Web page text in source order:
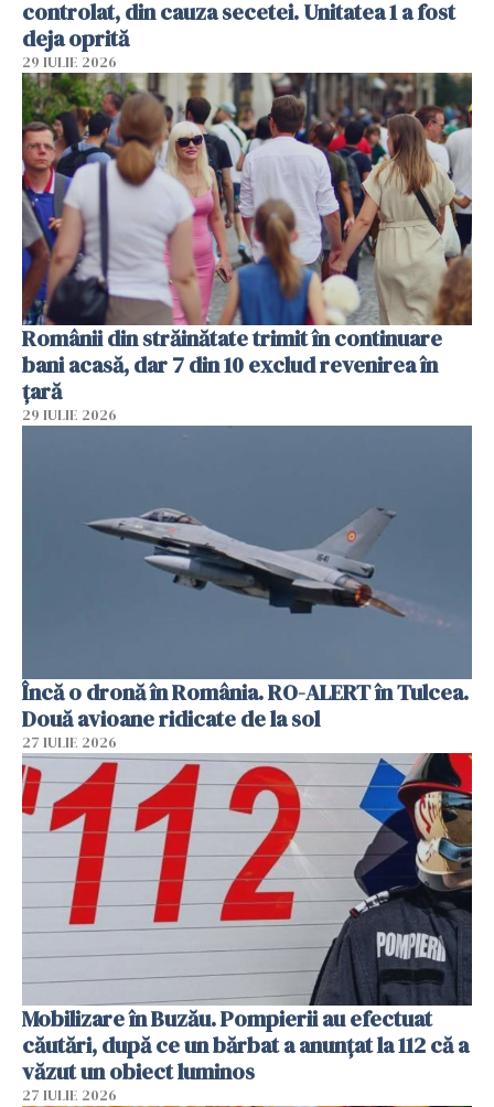
controlat, din cauza secetei. Unitatea 1 a fost
deja oprită
29 IULIE 2026
Românii din străinătate trimit în continuare
bani acasă, dar 7 din 10 exclud revenirea în
țară
29 IULIE 2026
Încă o dronă în România. RO-ALERT în Tulcea.
Două avioane ridicate de la sol
27 IULIE 2026
Mobilizare în Buzău. Pompierii au efectuat
căutări, după ce un bărbat a anunțat la 112 că a
văzut un obiect luminos
27 IULIE 2026